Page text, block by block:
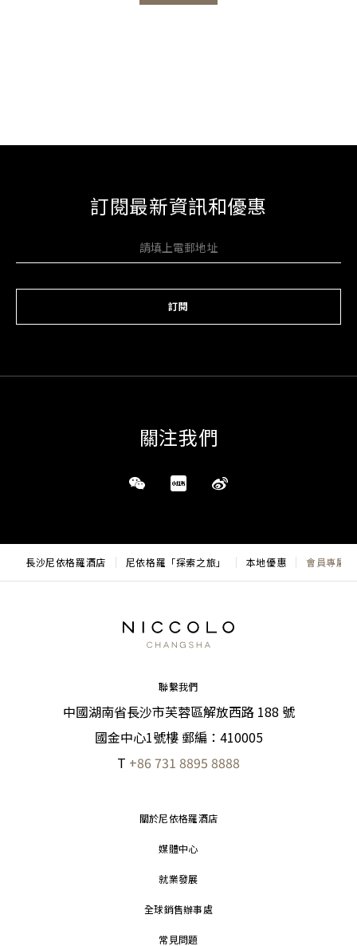
訂閱最新資訊和優惠
訂閱
關注我們
長沙尼依格羅酒店 尼依格羅「探索之旅」 本地優惠 會員專屬
聯繫我們
中國湖南省長沙市芙蓉區解放西路 188 號
國金中心1號樓 郵編：410005
T +86 731 8895 8888
關於尼依格羅酒店
媒體中心
就業發展
全球銷售辦事處
常見問題